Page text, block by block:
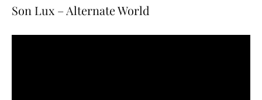
Son Lux – Alternate World